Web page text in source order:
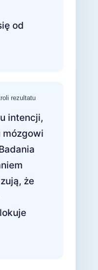
od
rezultatu
intencji,
mózgowi
że